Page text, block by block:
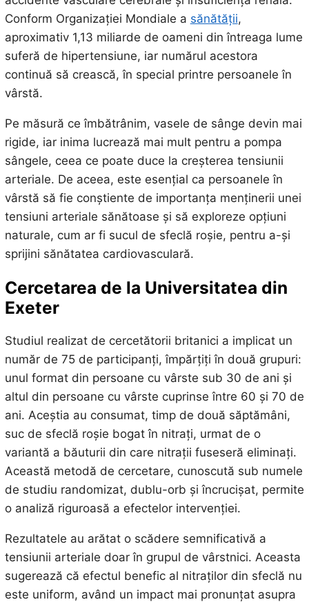
Conform Organizației Mondiale a sănătății,
aproximativ 1,13 miliarde de oameni din întreaga lume
suferă de hipertensiune, iar numărul acestora
continuă să crească, în special printre persoanele în
vârstă.
Pe măsură ce îmbătrânim, vasele de sânge devin mai
rigide, iar inima lucrează mai mult pentru a pompa
sângele, ceea ce poate duce la creșterea tensiunii
arteriale. De aceea, este esențial ca persoanele în
vârstă să fie conștiente de importanța menținerii unei
tensiuni arteriale sănătoase și să exploreze opțiuni
naturale, cum ar fi sucul de sfeclă roșie, pentru a-și
sprijini sănătatea cardiovasculară.
Cercetarea de la Universitatea din
Exeter
Studiul realizat de cercetătorii britanici a implicat un
număr de 75 de participanți, împărțiți în două grupuri:
unul format din persoane cu vârste sub 30 de ani și
altul din persoane cu vârste cuprinse între 60 și 70 de
ani. Aceștia au consumat, timp de două săptămâni,
suc de sfeclă roșie bogat în nitrați, urmat de o
variantă a băuturii din care nitrații fuseseră eliminați.
Această metodă de cercetare, cunoscută sub numele
de studiu randomizat, dublu-orb și încrucișat, permite
o analiză riguroasă a efectelor intervenției.
Rezultatele au arătat o scădere semnificativă a
tensiunii arteriale doar în grupul de vârstnici. Aceasta
sugerează că efectul benefic al nitraților din sfeclă nu
este uniform, având un impact mai pronunțat asupra